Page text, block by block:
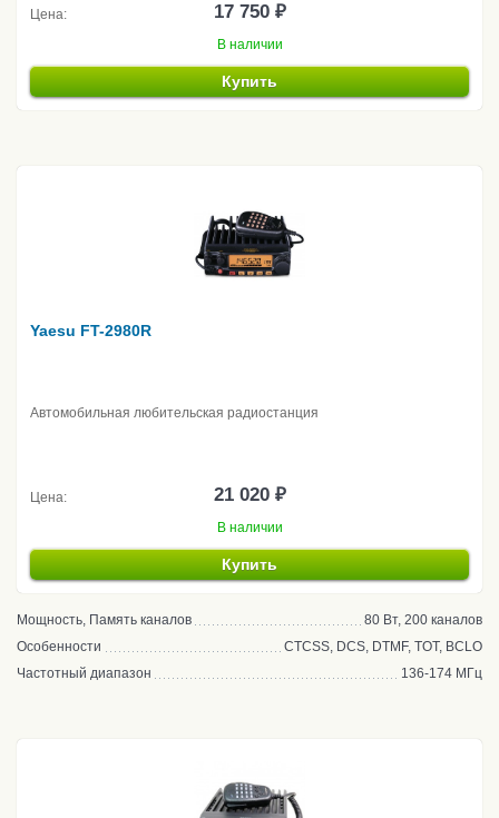
Цена: 17 750 ₽
В наличии
Купить
Yaesu FT-2980R
Автомобильная любительская радиостанция
Цена: 21 020 ₽
В наличии
Купить
Мощность, Память каналов
80 Вт, 200 каналов
Особенности
CTCSS, DCS, DTMF, TOT, BCLO
Частотный диапазон
136-174 МГц